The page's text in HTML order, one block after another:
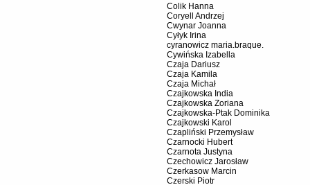
Colik Hanna
Coryell Andrzej
Cwynar Joanna
Cyłyk Irina
cyranowicz maria.braque.
Cywińska Izabella
Czaja Dariusz
Czaja Kamila
Czaja Michał
Czajkowska India
Czajkowska Zoriana
Czajkowska-Ptak Dominika
Czajkowski Karol
Czapliński Przemysław
Czarnocki Hubert
Czarnota Justyna
Czechowicz Jarosław
Czerkasow Marcin
Czerski Piotr